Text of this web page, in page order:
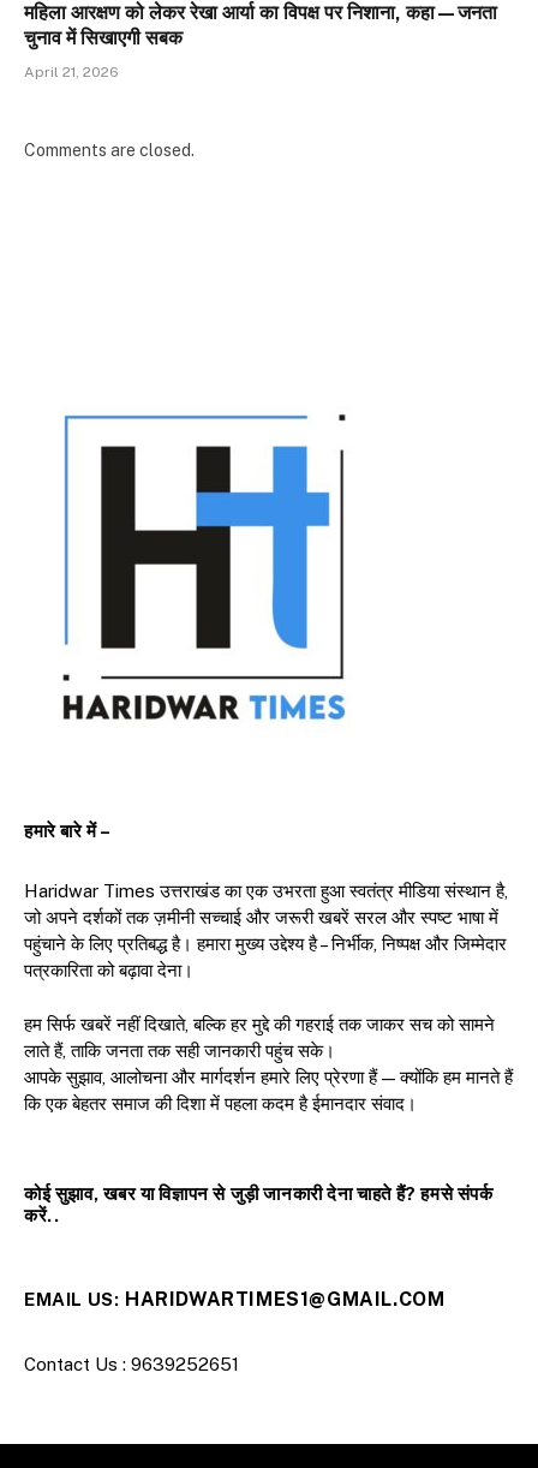
महिला आरक्षण को लेकर रेखा आर्या का विपक्ष पर निशाना, कहा—जनता
चुनाव में सिखाएगी सबक
April 21, 2026
Comments are closed.
हमारे बारे में –
Haridwar Times उत्तराखंड का एक उभरता हुआ स्वतंत्र मीडिया संस्थान है,
जो अपने दर्शकों तक ज़मीनी सच्चाई और जरूरी खबरें सरल और स्पष्ट भाषा में
पहुंचाने के लिए प्रतिबद्ध है। हमारा मुख्य उद्देश्य है – निर्भीक, निष्पक्ष और जिम्मेदार
पत्रकारिता को बढ़ावा देना।
हम सिर्फ खबरें नहीं दिखाते, बल्कि हर मुद्दे की गहराई तक जाकर सच को सामने
लाते हैं, ताकि जनता तक सही जानकारी पहुंच सके।
आपके सुझाव, आलोचना और मार्गदर्शन हमारे लिए प्रेरणा हैं — क्योंकि हम मानते हैं
कि एक बेहतर समाज की दिशा में पहला कदम है ईमानदार संवाद।
कोई सुझाव, खबर या विज्ञापन से जुड़ी जानकारी देना चाहते हैं? हमसे संपर्क
करें..
EMAIL US: HARIDWARTIMES1@GMAIL.COM
Contact Us : 9639252651